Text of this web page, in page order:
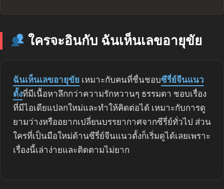
ใครจะอินกับ ฉันเห็นเลขอายุขัย
ฉันเห็นเลขอายุขัย เหมาะกับคนที่ชื่นชอบซีรี่ย์จีนแนว
ตั้งที่มีเนื้อหาลึกกว่าความรักหวานๆ ธรรมดา ชอบเรื่อง
ที่มีไอเดียแปลกใหม่และทำให้คิดต่อได้ เหมาะกับการดู
ยามว่างหรืออยากเปลี่ยนบรรยากาศจากซีรี่ย์ทั่วไป ส่วน
ใครที่เป็นมือใหม่ด้านซีรี่ย์จีนแนวตั้งก็เริ่มดูได้เลยเพราะ
เรื่องนี้เล่าง่ายและติดตามไม่ยาก